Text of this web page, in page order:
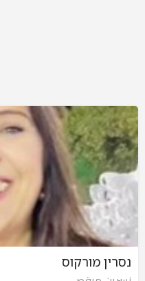
נסרין מורקוס